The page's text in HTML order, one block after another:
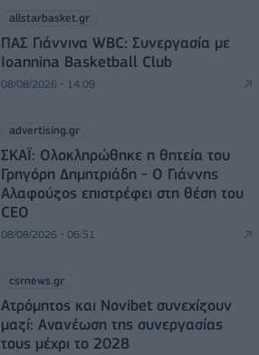
allstarbasket.gr
ΠΑΣ Γιάννινα WBC: Συνεργασία με
Ioannina Basketball Club
08/08/2026 - 14:09
advertising.gr
ΣΚΑΪ: Ολοκληρώθηκε η θητεία του
Γρηγόρη Δημητριάδη - Ο Γιάννης
Αλαφούζος επιστρέφει στη θέση του
CEO
08/08/2026 - 06:51
csrnews.gr
Ατρόμητος και Novibet συνεχίζουν
μαζί: Ανανέωση της συνεργασίας
τους μέχρι το 2028